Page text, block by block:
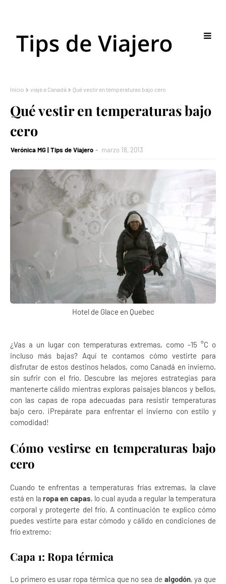
Inicio viaje a Canadá Qué vestir en temperaturas bajo cero
Qué vestir en temperaturas bajo
cero
Verónica MG | Tips de Viajero marzo 18, 2013
Hotel de Glace en Quebec
¿Vas a un lugar con temperaturas extremas, como -15 °C o
incluso más bajas? Aquí te contamos cómo vestirte para
disfrutar de estos destinos helados, como Canadá en invierno,
sin sufrir con el frío. Descubre las mejores estrategias para
mantenerte cálido mientras exploras paisajes blancos y bellos,
con las capas de ropa adecuadas para resistir temperaturas
bajo cero. ¡Prepárate para enfrentar el invierno con estilo y
comodidad!
Cómo vestirse en temperaturas bajo
cero
Cuando te enfrentas a temperaturas frías extremas, la clave
está en la ropa en capas, lo cual ayuda a regular la temperatura
corporal y protegerte del frío. A continuación te explico cómo
puedes vestirte para estar cómodo y cálido en condiciones de
frío extremo:
Capa 1: Ropa térmica
Lo primero es usar ropa térmica que no sea de algodón, ya que